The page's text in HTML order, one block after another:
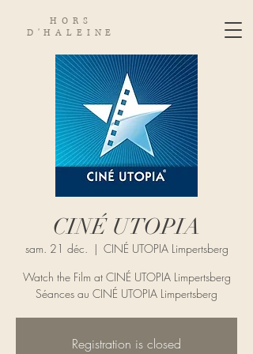
HORS
D'HALEINE
CINÉ UTOPIA
sam. 21 déc.
  |
CINÉ UTOPIA Limpertsberg
Watch the Film at CINÉ UTOPIA Limpertsberg
Séances au CINÉ UTOPIA Limpertsberg
Registration is closed